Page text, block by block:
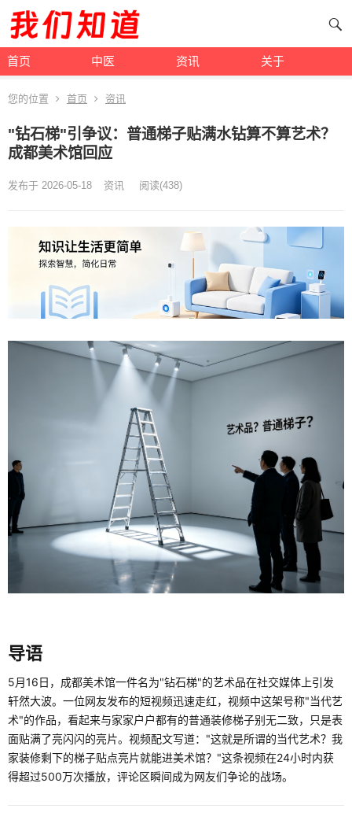
首页 中医 资讯 关于
您的位置 首页 资讯
"钻石梯"引争议：普通梯子贴满水钻算不算艺术？
成都美术馆回应
发布于 2026-05-18 资讯 阅读(438)
导语
5月16日，成都美术馆一件名为"钻石梯"的艺术品在社交媒体上引发
轩然大波。一位网友发布的短视频迅速走红，视频中这架号称"当代艺
术"的作品，看起来与家家户户都有的普通装修梯子别无二致，只是表
面贴满了亮闪闪的亮片。视频配文写道："这就是所谓的当代艺术？我
家装修剩下的梯子贴点亮片就能进美术馆？"这条视频在24小时内获
得超过500万次播放，评论区瞬间成为网友们争论的战场。